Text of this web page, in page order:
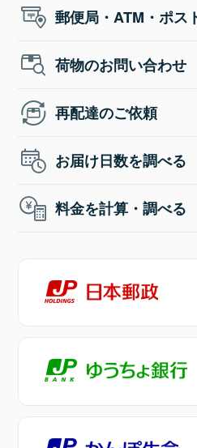
郵便局・ATM・ポス
荷物のお問い合わせ
再配達のご依頼
お届け日数を調べる
料金を計算・調べる